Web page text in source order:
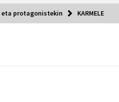
eta protagonistekin KARMELE